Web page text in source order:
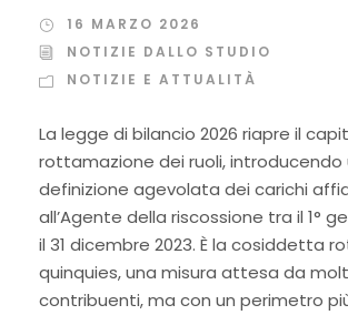
16 MARZO 2026
NOTIZIE DALLO STUDIO
NOTIZIE E ATTUALITÀ
La legge di bilancio 2026 riapre il
rottamazione dei ruoli, introducendo
definizione agevolata dei carichi
all’Agente della riscossione tra il 1°
il 31 dicembre 2023. È la cosiddetta
quinquies, una misura attesa da
contribuenti, ma con un perimetro